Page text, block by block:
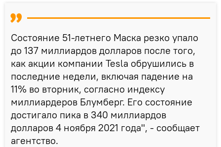
Состояние 51-летнего Маска резко упало
до 137 миллиардов долларов после того,
как акции компании Tesla обрушились в
последние недели, включая падение на
11% во вторник, согласно индексу
миллиардеров Блумберг. Его состояние
достигало пика в 340 миллиардов
долларов 4 ноября 2021 года", - сообщает
агентство.